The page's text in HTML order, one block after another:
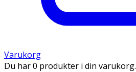
Varukorg
Du har 0 produkter i din varukorg.